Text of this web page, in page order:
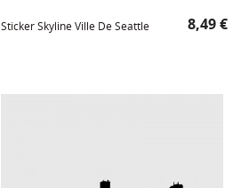
Sticker Skyline Ville De Seattle Prix
8,49 €